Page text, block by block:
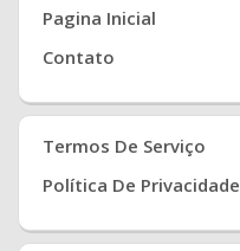
Pagina Inicial
Contato
Termos De Serviço
Política De Privacidade